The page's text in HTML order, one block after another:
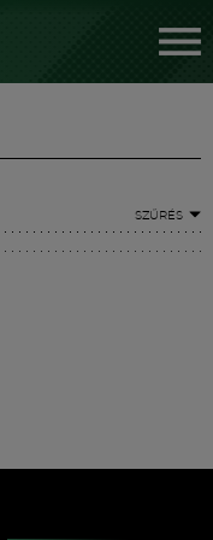
SZŰRÉS